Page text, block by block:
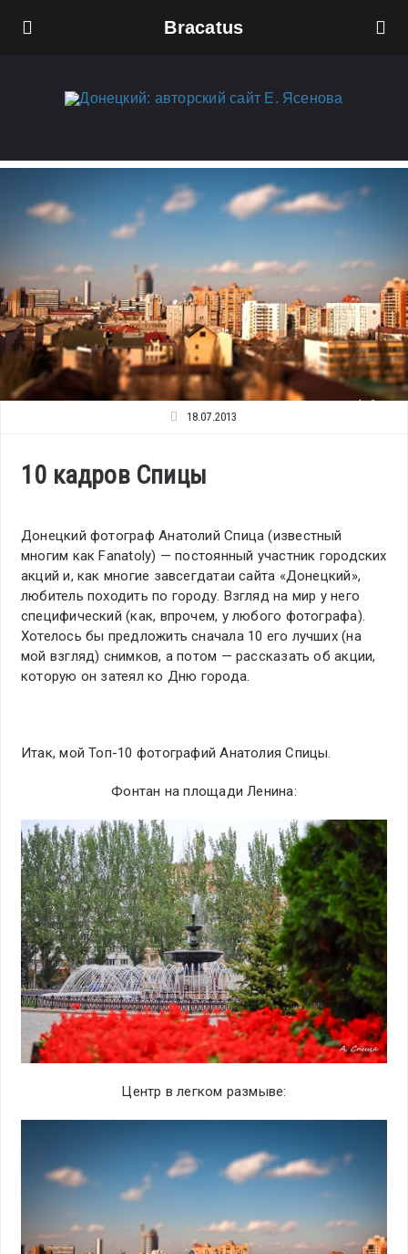
Bracatus
18.07.2013
10 кадров Спицы
Донецкий фотограф Анатолий Спица (известный
многим как Fanatoly) — постоянный участник городских
акций и, как многие завсегдатаи сайта «Донецкий»,
любитель походить по городу. Взгляд на мир у него
специфический (как, впрочем, у любого фотографа).
Хотелось бы предложить сначала 10 его лучших (на
мой взгляд) снимков, а потом — рассказать об акции,
которую он затеял ко Дню города.
Итак, мой Топ-10 фотографий Анатолия Спицы.
Фонтан на площади Ленина:
Центр в легком размыве: